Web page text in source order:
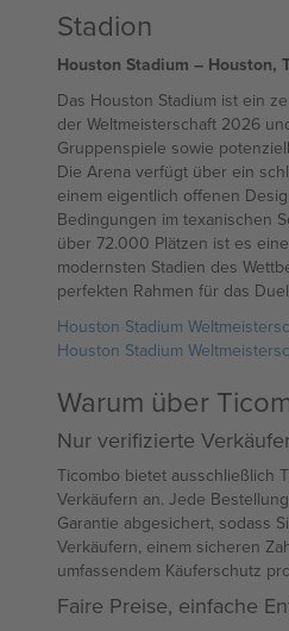
Stadion
Houston Stadium – Houston,
Das Houston Stadium ist ein
der Weltmeisterschaft 2026
Gruppenspiele sowie
Die Arena verfügt über ein
einem eigentlich offenen
Bedingungen im texanischen
über 72.000 Plätzen ist es
modernsten Stadien des
perfekten Rahmen für das
Houston Stadium
Houston Stadium
Warum über
Nur verifizierte
Ticombo bietet ausschließlich
Verkäufern an. Jede
Garantie abgesichert, sodass
Verkäufern, einem sicheren
umfassendem Käuferschutz
Faire Preise, einfache